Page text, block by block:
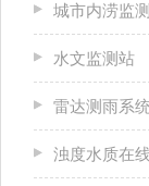
城市内涝监
水文监测站
雷达测雨系统
浊度水质在